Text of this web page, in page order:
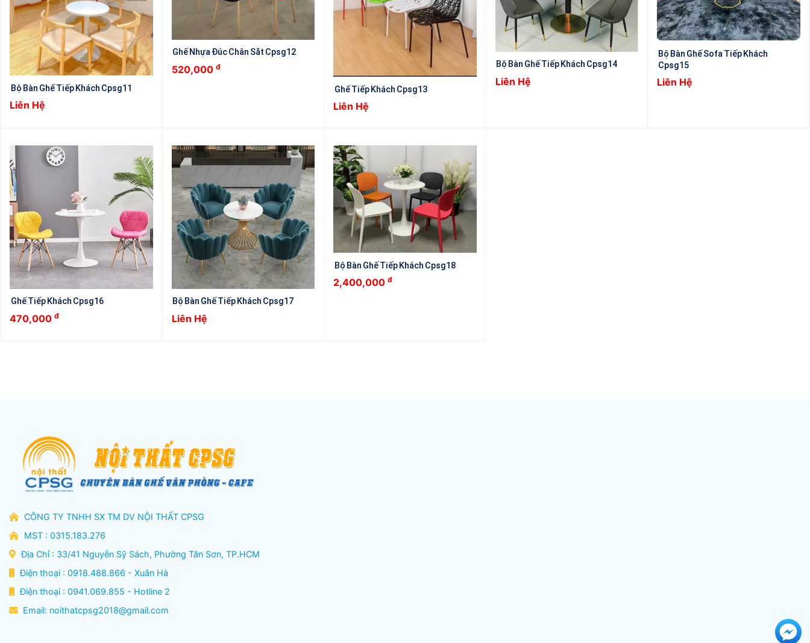
Bộ Bàn Ghế Tiếp Khách Cpsg11
Liên Hệ
Ghế Nhựa Đúc Chân Sắt Cpsg12
520,000 đ
Ghế Tiếp Khách Cpsg13
Liên Hệ
Bộ Bàn Ghế Tiếp Khách Cpsg14
Liên Hệ
Bộ Bàn Ghế Sofa Tiếp Khách
Cpsg15
Liên Hệ
Ghế Tiếp Khách Cpsg16
470,000 đ
Bộ Bàn Ghế Tiếp Khách Cpsg17
Liên Hệ
Bộ Bàn Ghế Tiếp Khách Cpsg18
2,400,000đ
CÔNG TY TNHH SX TM DV NỘI THẤT CPSG
MST : 0315.183.276
Địa Chỉ : 33/41 Nguyễn Sỹ Sách, Phường Tân Sơn, TP.HCM
Điện thoại : 0918.488.866 - Xuân Hà
Điện thoại : 0941.069.855 - Hotline 2
Email: noithatcpsg2018@gmail.com